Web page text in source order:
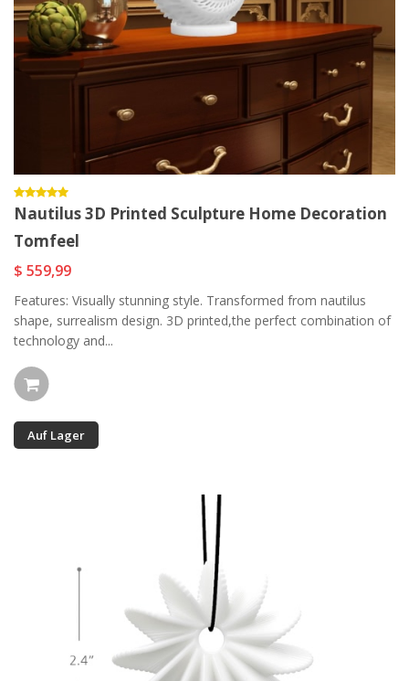
Nautilus 3D Printed Sculpture Home Decoration
Tomfeel
$ 559,99
Features: Visually stunning style. Transformed from nautilus
shape, surrealism design. 3D printed,the perfect combination of
technology and...
Auf Lager